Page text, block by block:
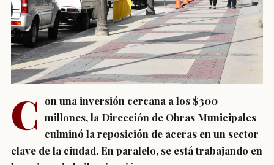
C
on una inversión cercana a los $300
millones, la Dirección de Obras Municipales
culminó la reposición de aceras en un sector
clave de la ciudad. En paralelo, se está trabajando en